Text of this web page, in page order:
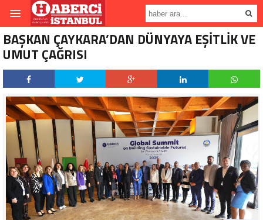
BAŞKAN ÇAYKARA’DAN DÜNYAYA EŞİTLİK VE
UMUT ÇAĞRISI